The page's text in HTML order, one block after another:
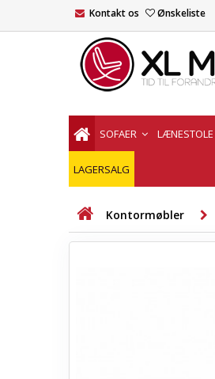
Kontakt os Ønskeliste
SOFAER LÆNESTOLE
LAGERSALG
Kontormøbler